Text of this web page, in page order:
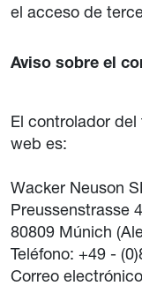
el acceso de
Aviso sobre el
El controlador
web es:
Wacker Neuson
Preussenstrasse
80809 Múnich
Teléfono: +49 -
Correo